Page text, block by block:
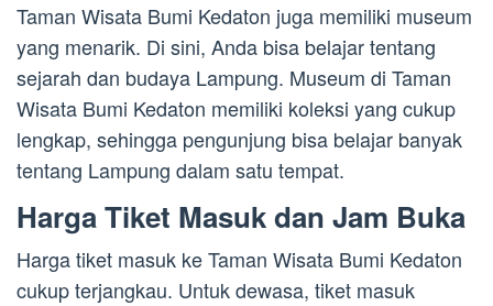
Taman Wisata Bumi Kedaton juga memiliki museum
yang menarik. Di sini, Anda bisa belajar tentang
sejarah dan budaya Lampung. Museum di Taman
Wisata Bumi Kedaton memiliki koleksi yang cukup
lengkap, sehingga pengunjung bisa belajar banyak
tentang Lampung dalam satu tempat.
Harga Tiket Masuk dan Jam Buka
Harga tiket masuk ke Taman Wisata Bumi Kedaton
cukup terjangkau. Untuk dewasa, tiket masuk